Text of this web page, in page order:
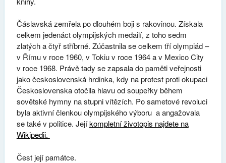
Čáslavská zemřela po dlouhém boji s rakovinou. Získala
celkem jedenáct olympijských medailí, z toho sedm
zlatých a čtyř stříbrné. Zúčastnila se celkem tří olympiád –
v Římu v roce 1960, v Tokiu v roce 1964 a v Mexico City
v roce 1968. Právě tady se zapsala do paměti veřejnosti
jako československá hrdinka, kdy na protest proti okupaci
Československa otočila hlavu od soupeřky během
sovětské hymny na stupni vítězích. Po sametové revoluci
byla aktivní členkou olympijského výboru a angažovala
se také v politice. Jejíkompletní životopis najdete na
Wikipedii.
Čest její památce.